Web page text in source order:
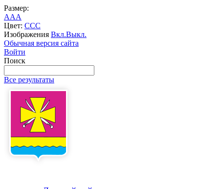
Размер:
AAA
Цвет: CCC
Изображения Вкл.Выкл.
Обычная версия сайта
Войти
Поиск
Все результаты